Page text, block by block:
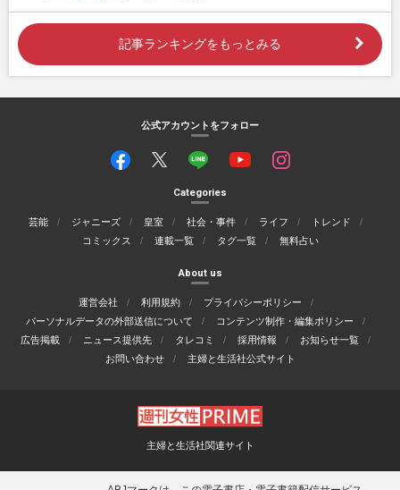
記事ランキングをもっとみる
公式アカウントをフォロー
Categories
芸能 ジャニーズ 皇室 社会・事件 ライフ
トレンド
コミックス
連載一覧 タグ一覧 無料占い
About us
運営会社 利用規約
プライバシーポリシー
パーソナルデータの外部送信について
コンテンツ制作・編集ポリシー
広告掲載
ニュース提供先 タレコミ 採用情報
お知らせ一覧
お問い合わせ
主婦と生活社公式サイト
主婦と生活社関連サイト